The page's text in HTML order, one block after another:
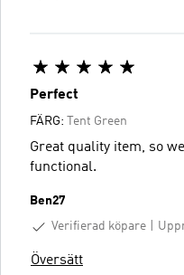
Perfect
FÄRG: Tent Green
Great quality item, so
functional.
Ben27
Verifierad köpare
Översätt